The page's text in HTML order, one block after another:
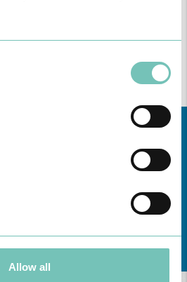
Allow all
Unidades de saúde CUFaqui